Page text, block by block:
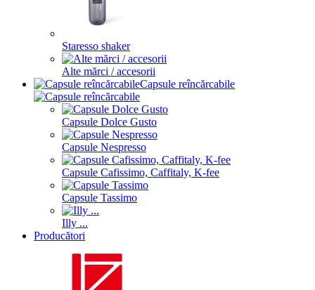
Staresso shaker
Alte mărci / accesorii
Capsule reîncărcabile
Capsule Dolce Gusto
Capsule Nespresso
Capsule Cafissimo, Caffitaly, K-fee
Capsule Tassimo
Illy ...
Producători